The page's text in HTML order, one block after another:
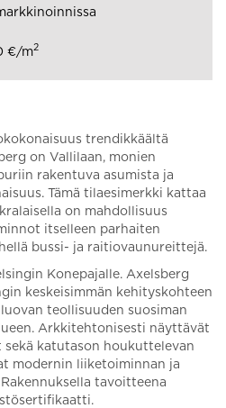
trendikkäältä
on Vallilaan, monien
rakentuva asumista ja
Tämä tilaesimerkki kattaa
on mahdollisuus
itselleen parhaiten
bussi- ja raitiovaunureittejä.
Konepajalle. Axelsberg
keskeisimmän kehityskohteen
luovan teollisuuden suosiman
Arkkitehtonisesti näyttävät
katutason houkuttelevan
modernin liiketoiminnan ja
tavoitteena
€/m2